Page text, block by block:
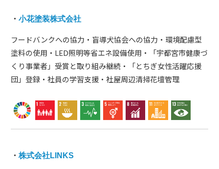
・小花塗装株式会社
フードバンクへの協力・盲導犬協会への協力・環境配慮型
塗料の使用・LED照明等省エネ設備使用・「宇都宮市健康づ
くり事業者」受賞と取り組み継続・「とちぎ女性活躍応援
団」登録・社員の学習支援・社屋周辺清掃花壇管理
・株式会社LINKS